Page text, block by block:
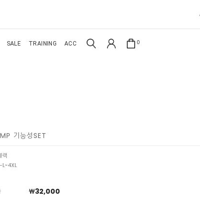
SALE TRAINING ACC 0
기능성SET
랙
L~4XL
￦32,000